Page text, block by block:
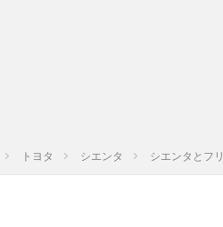
トヨタ シエンタ シエンタとフ